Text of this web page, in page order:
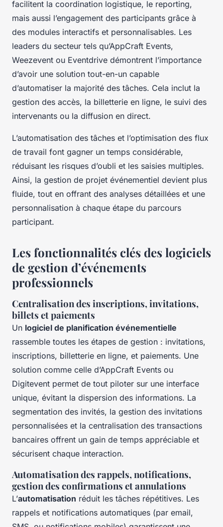
facilitent la coordination logistique, le reporting,
mais aussi l’engagement des participants grâce à
des modules interactifs et personnalisables. Les
leaders du secteur tels qu’AppCraft Events,
Weezevent ou Eventdrive démontrent l’importance
d’avoir une solution tout-en-un capable
d’automatiser la majorité des tâches. Cela inclut la
gestion des accès, la billetterie en ligne, le suivi des
intervenants ou la diffusion en direct.
L’automatisation des tâches et l’optimisation des flux
de travail font gagner un temps considérable,
réduisant les risques d’oubli et les saisies multiples.
Ainsi, la gestion de projet événementiel devient plus
fluide, tout en offrant des analyses détaillées et une
personnalisation à chaque étape du parcours
participant.
Les fonctionnalités clés des logiciels
de gestion d’événements
professionnels
Centralisation des inscriptions, invitations,
billets et paiements
Un logiciel de planification événementielle
rassemble toutes les étapes de gestion : invitations,
inscriptions, billetterie en ligne, et paiements. Une
solution comme celle d’AppCraft Events ou
Digitevent permet de tout piloter sur une interface
unique, évitant la dispersion des informations. La
segmentation des invités, la gestion des invitations
personnalisées et la centralisation des transactions
bancaires offrent un gain de temps appréciable et
sécurisent chaque interaction.
Automatisation des rappels, notifications,
gestion des confirmations et annulations
L’automatisation réduit les tâches répétitives. Les
rappels et notifications automatiques (par email,